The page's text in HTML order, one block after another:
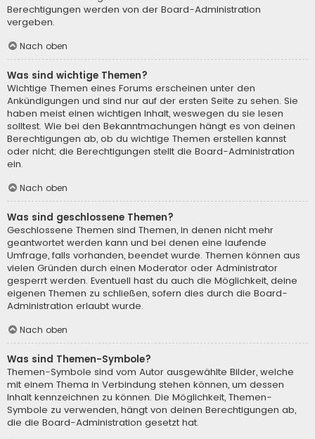
Berechtigungen werden von der Board-Administration
vergeben.
Nach oben
Was sind wichtige Themen?
Wichtige Themen eines Forums erscheinen unter den
Ankündigungen und sind nur auf der ersten Seite zu sehen. Sie
haben meist einen wichtigen Inhalt, weswegen du sie lesen
solltest. Wie bei den Bekanntmachungen hängt es von deinen
Berechtigungen ab, ob du wichtige Themen erstellen kannst
oder nicht; die Berechtigungen stellt die Board-Administration
ein.
Nach oben
Was sind geschlossene Themen?
Geschlossene Themen sind Themen, in denen nicht mehr
geantwortet werden kann und bei denen eine laufende
Umfrage, falls vorhanden, beendet wurde. Themen können aus
vielen Gründen durch einen Moderator oder Administrator
gesperrt werden. Eventuell hast du auch die Möglichkeit, deine
eigenen Themen zu schließen, sofern dies durch die Board-
Administration erlaubt wurde.
Nach oben
Was sind Themen-Symbole?
Themen-Symbole sind vom Autor ausgewählte Bilder, welche
mit einem Thema in Verbindung stehen können, um dessen
Inhalt kennzeichnen zu können. Die Möglichkeit, Themen-
Symbole zu verwenden, hängt von deinen Berechtigungen ab,
die die Board-Administration gesetzt hat.